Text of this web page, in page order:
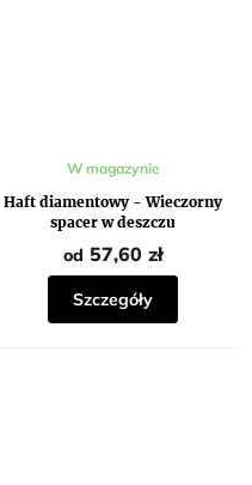
Haft diamentowy - Wieczorny
spacer w deszczu
Średnia
ocena
produktu
wynosi
5,0
na
5
gwiazdek.
W magazynie
od 57,60 zł
Szczegóły